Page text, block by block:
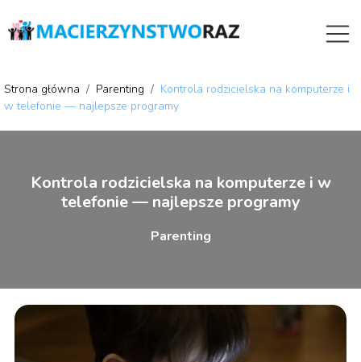
Strona główna / Parenting / Kontrola rodzicielska na komputerze i
w telefonie — najlepsze programy
Kontrola rodzicielska na komputerze i w
telefonie — najlepsze programy
Parenting